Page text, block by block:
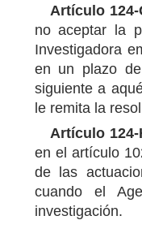
Artículo 124-
no aceptar la
Investigadora
en un plazo
siguiente a
le remita la
Artículo 124-
en el artículo
de las
cuando el
investigación.